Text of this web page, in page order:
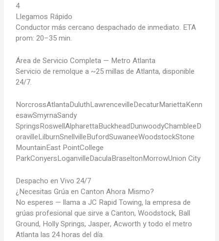
4
Llegamos Rápido
Conductor más cercano despachado de inmediato. ETA
prom: 20–35 min.
Área de Servicio Completa — Metro Atlanta
Servicio de remolque a ~25 millas de Atlanta, disponible
24/7.
NorcrossAtlantaDuluthLawrencevilleDecaturMariettaKenn
esawSmyrnaSandy
SpringsRoswellAlpharettaBuckheadDunwoodyChambleeD
oravilleLilburnSnellvilleBufordSuwaneeWoodstockStone
MountainEast PointCollege
ParkConyersLoganvilleDaculaBraseltonMorrowUnion City
Despacho en Vivo 24/7
¿Necesitas Grúa en Canton Ahora Mismo?
No esperes — llama a JC Rapid Towing, la empresa de
grúas profesional que sirve a Canton, Woodstock, Ball
Ground, Holly Springs, Jasper, Acworth y todo el metro
Atlanta las 24 horas del día.